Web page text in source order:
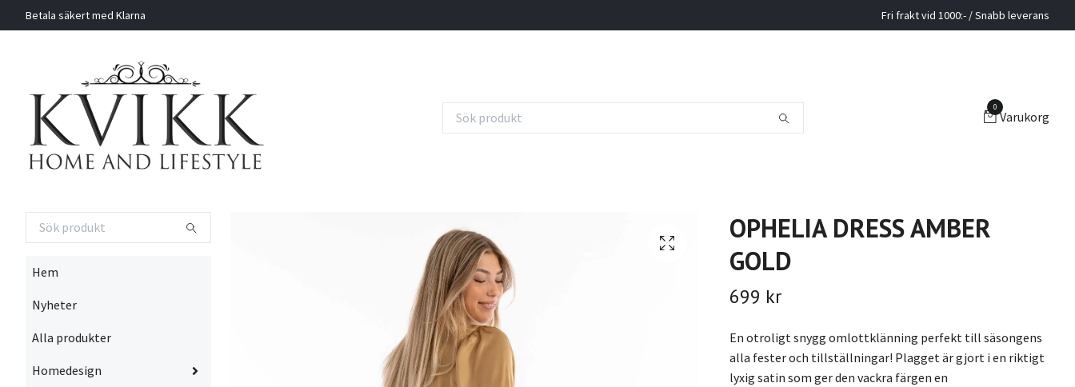
Betala säkert med Klarna Fri frakt vid 1000:- / Snabb leverans
0
Varukorg
Hem
Nyheter
Alla produkter
Homedesign
OPHELIA DRESS AMBER
GOLD
699 kr
En otroligt snygg omlottklänning perfekt till säsongens
alla fester och tillställningar! Plagget är gjort i en riktigt
lyxig satin som ger den vackra färgen en